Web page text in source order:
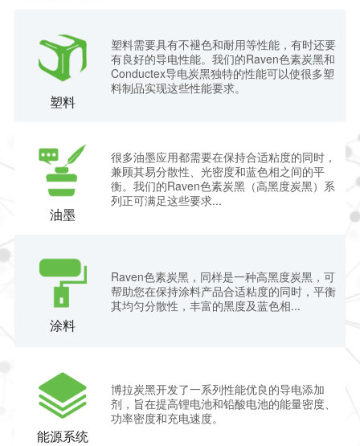
塑料
塑料需要具有不褪色和耐用等性能，有时还要
有良好的导电性能。我们的Raven色素炭黑和
Conductex导电炭黑独特的性能可以使很多塑
料制品实现这些性能要求。
油墨
很多油墨应用都需要在保持合适粘度的同时，
兼顾其易分散性、光密度和蓝色相之间的平
衡。我们的Raven色素炭黑（高黑度炭黑）系
列正可满足这些要求...
涂料
Raven色素炭黑，同样是一种高黑度炭黑，可
帮助您在保持涂料产品合适粘度的同时，平衡
其均匀分散性，丰富的黑度及蓝色相...
能源系统
博拉炭黑开发了一系列性能优良的导电添加
剂，旨在提高锂电池和铅酸电池的能量密度、
功率密度和充电速度。